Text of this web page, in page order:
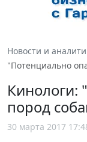
Новости и
"Потенциально
Кинологи:
пород
30 марта 2017